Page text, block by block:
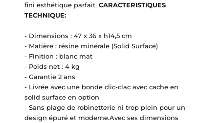
fini esthétique parfait. CARACTERISTIQUES
TECHNIQUE:
- Dimensions : 47 x 36 x h14,5 cm
- Matière : résine minérale (Solid Surface)
- Finition : blanc mat
- Poids net : 4 kg
- Garantie 2 ans
- Livrée avec une bonde clic-clac avec cache en
solid surface en option
- Sans plage de robinetterie ni trop plein pour un
design épuré et moderne.Avec ses dimensions